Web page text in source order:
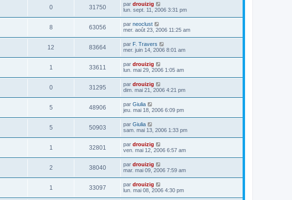
0 31750 par drouizig
lun. sept. 11, 2006 3:31 pm
8 63056 par neoclust
mer. août 23, 2006 11:25 am
12 83664 par F. Travers
mer. juin 14, 2006 8:01 am
1 33611 par drouizig
lun. mai 29, 2006 1:05 am
0 31295 par drouizig
dim. mai 21, 2006 4:21 pm
5 48906 par Giulia
jeu. mai 18, 2006 6:09 pm
5 50903 par Giulia
sam. mai 13, 2006 1:33 pm
1 32801 par drouizig
ven. mai 12, 2006 6:57 am
2 38040 par drouizig
mar. mai 09, 2006 7:59 am
1 33097 par drouizig
lun. mai 08, 2006 4:30 pm